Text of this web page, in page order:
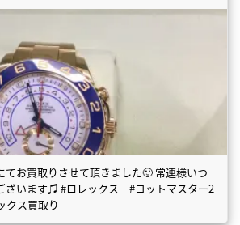
お買取りさせて頂きました🙂 常連様いつ
ざいます♫ #ロレックス #ヨットマスター2
ス買取り